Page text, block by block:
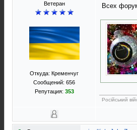
Ветеран
Откуда: Кременчуг
Сообщений: 656
Репутация: 353
Всех
Російський